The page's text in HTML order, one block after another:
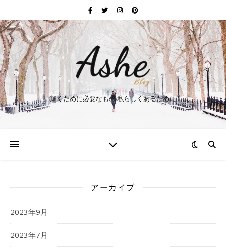
輝くために必要なもの 私らしくあるために
アーカイブ
2023年9月
2023年7月